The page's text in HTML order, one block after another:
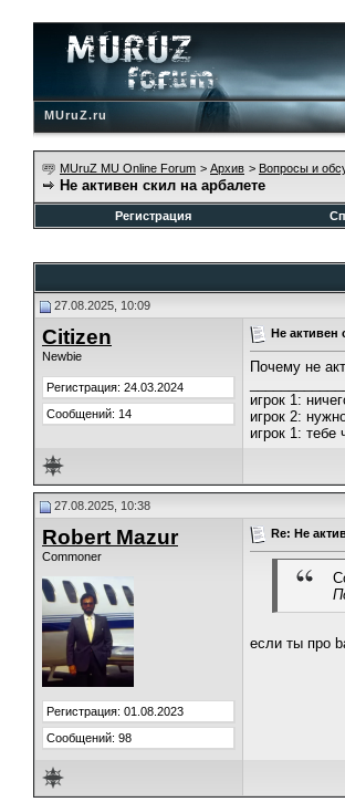
MUruZ.ru
MUruZ MU Online Forum > Архив > Вопросы и
Не активен скил на арбалете
Регистрация
27.08.2025, 10:09
Citizen
Newbie
Регистрация: 24.03.2024
Сообщений: 14
Не активен
Почему не
игрок 1:
игрок 2:
игрок 1:
27.08.2025, 10:38
Robert Mazur
Commoner
Регистрация: 01.08.2023
Сообщений: 98
Re: Не
если ты про